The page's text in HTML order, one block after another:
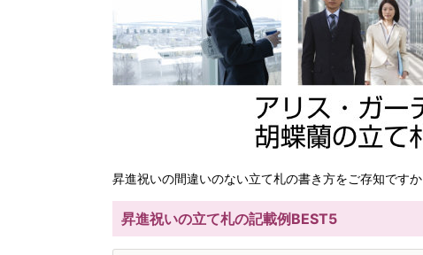
昇進祝いの間違いのない立て札の書き方をご存知です
昇進祝いの立て札の記載例BEST5